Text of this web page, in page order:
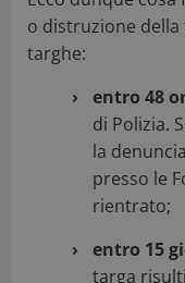
o distruzione
targhe:
entro 48
di Polizia.
la
presso le
rientrato;
entro 15
targa